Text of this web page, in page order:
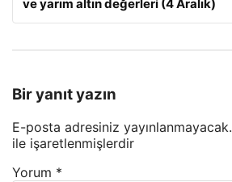
ve yarım altın değerleri (4 Aralık)
Bir yanıt yazın
E-posta adresiniz yayınlanmayacak.
ile işaretlenmişlerdir
Yorum *